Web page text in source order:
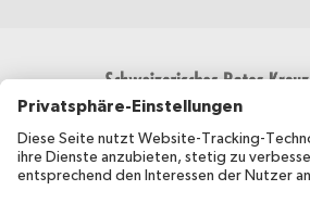
Das Schweizerische Rote Kreuz
migesplus und wird vom Bundesamt